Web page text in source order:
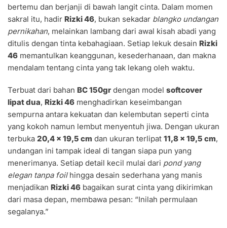
bertemu dan berjanji di bawah langit cinta. Dalam momen
sakral itu, hadir Rizki 46, bukan sekadar blangko undangan
pernikahan, melainkan lambang dari awal kisah abadi yang
ditulis dengan tinta kebahagiaan. Setiap lekuk desain Rizki
46 memantulkan keanggunan, kesederhanaan, dan makna
mendalam tentang cinta yang tak lekang oleh waktu.
Terbuat dari bahan BC 150gr dengan model softcover
lipat dua, Rizki 46 menghadirkan keseimbangan
sempurna antara kekuatan dan kelembutan seperti cinta
yang kokoh namun lembut menyentuh jiwa. Dengan ukuran
terbuka 20,4 x 19,5 cm dan ukuran terlipat 11,8 x 19,5 cm,
undangan ini tampak ideal di tangan siapa pun yang
menerimanya. Setiap detail kecil mulai dari pond yang
elegan tanpa foilhingga desain sederhana yang manis
menjadikan Rizki 46 bagaikan surat cinta yang dikirimkan
dari masa depan, membawa pesan: “Inilah permulaan
segalanya.”